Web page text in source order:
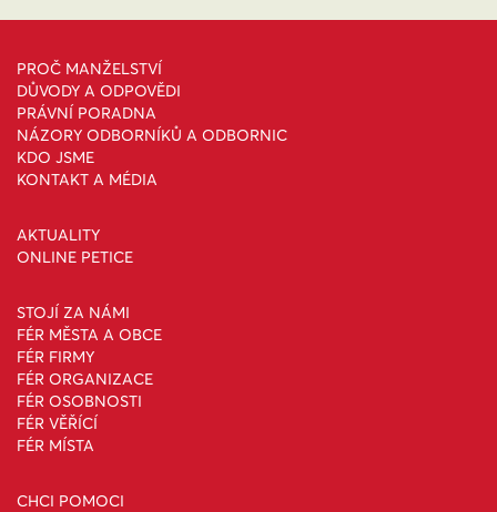
PROČ MANŽELSTVÍ
DŮVODY A ODPOVĚDI
PRÁVNÍ PORADNA
NÁZORY ODBORNÍKŮ A ODBORNIC
KDO JSME
KONTAKT A MÉDIA
AKTUALITY
ONLINE PETICE
STOJÍ ZA NÁMI
FÉR MĚSTA A OBCE
FÉR FIRMY
FÉR ORGANIZACE
FÉR OSOBNOSTI
FÉR VĚŘÍCÍ
FÉR MÍSTA
CHCI POMOCI